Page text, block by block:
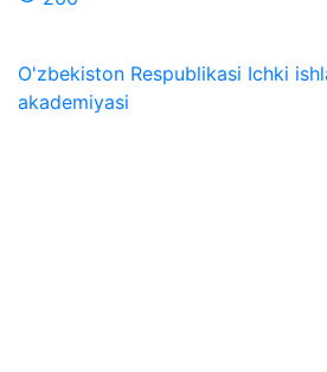
O'zbekiston Respublikasi Ichki
akademiyasi